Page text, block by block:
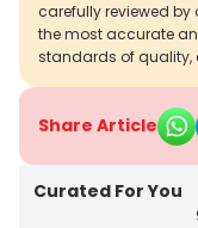
carefully reviewed by
the most accurate
standards of quality,
Share Article
Curated For You